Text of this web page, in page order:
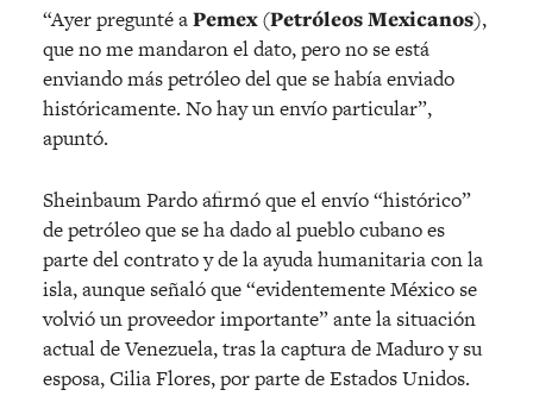
“Ayer pregunté aPemex(Petróleos Mexicanos),
que no me mandaron el dato, pero no se está
enviando más petróleo del que se había enviado
históricamente. No hay un envío particular”,
apuntó.
Sheinbaum Pardo afirmó que el envío “histórico”
de petróleo que se ha dado al pueblo cubano es
parte del contrato y de la ayuda humanitaria con la
isla, aunque señaló que “evidentemente México se
volvió un proveedor importante” ante la situación
actual de Venezuela, tras la captura de Maduro y su
esposa, Cilia Flores, por parte de Estados Unidos.